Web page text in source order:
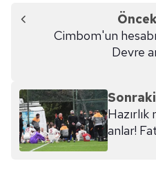
Cimbom'un
Devre
anlar!